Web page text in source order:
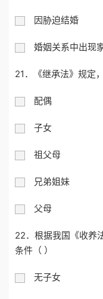
因胁迫结婚
婚姻关系中出现
21．《继承法》规定
配偶
子女
祖父母
兄弟姐妹
父母
22．根据我国《收养
条件（ ）
无子女